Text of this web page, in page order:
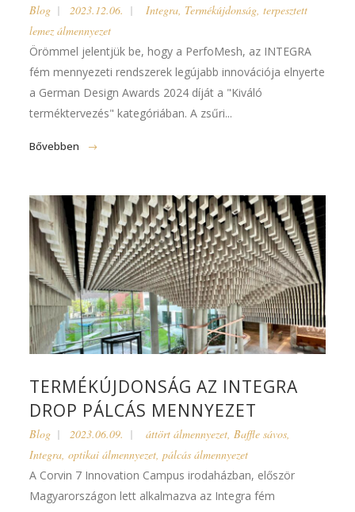
Blog 2023.12.06. Integra, Termékújdonság,terpesztett
lemez álmennyezet
Örömmel jelentjük be, hogy a PerfoMesh, az INTEGRA
fém mennyezeti rendszerek legújabb innovációja elnyerte
a German Design Awards 2024 díját a "Kiváló
terméktervezés" kategóriában. A zsűri...
Bővebben
TERMÉKÚJDONSÁG AZ INTEGRA
DROP PÁLCÁS MENNYEZET
Blog 2023.06.09. áttört álmennyezet,Baffle sávos,
Integra,optikai álmennyezet,pálcás álmennyezet
A Corvin 7 Innovation Campus irodaházban, először
Magyarországon lett alkalmazva az Integra fém